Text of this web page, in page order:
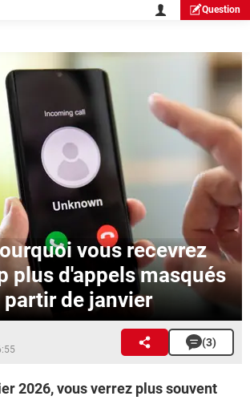
Question
vous recevrez
plus d'appels masqués
partir de janvier
(3)
2026, vous verrez plus souvent